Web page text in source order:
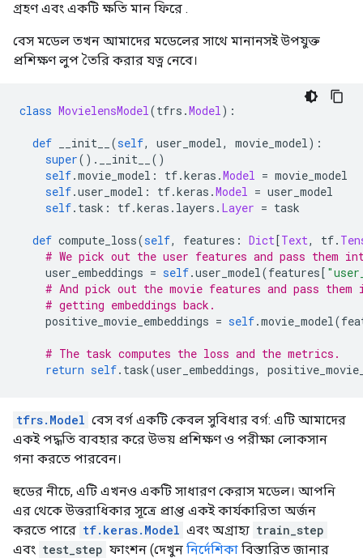
গ্রহণ এবং একটি ক্ষতি মান ফিরে .
বেস মডেল তখন আমাদের মডেলের সাথে মানানসই উপযুক্ত
প্রশিক্ষণ লুপ তৈরি করার যত্ন নেবে।
class MovielensModel(tfrs .Model):
def __init__ (self, user_model, movie_model):
super(). __init__
()
self.movie_model : tf.keras .Model = movie_model
self.user_model : tf.keras .Model = user_model
self. task : tf.keras . layers . Layer = task
def compute_loss(self, features : Dict[Text, tf.
# We pick out the user features and pass them
user_embeddings = self.user_model(features[
# And pick out the movie features and pass them
# getting embeddings back.
positive_movie_embeddings = self.movie_model(
# The task computes the loss and the metrics.
return self. task(user_embeddings,
tfrs.Model বেস বর্গ একটি কেবল সুবিধার বর্গ: এটি আমাদের
একই পদ্ধতি ব্যবহার করে উভয় প্রশিক্ষণ ও পরীক্ষা লোকসান
গনা করতে পারবেন।
হুডের নীচে, এটি এখনও একটি সাধারণ কেরাস মডেল। আপনি
এর থেকে উত্তরাধিকার সূত্রে প্রাপ্ত একই কার্যকারিতা অর্জন
করতে পারে tf.keras.Model এবং অগ্রাহ্য train_step
এবং test_step ফাংশন (দেখুন নির্দেশিকা বিস্তারিত জানার